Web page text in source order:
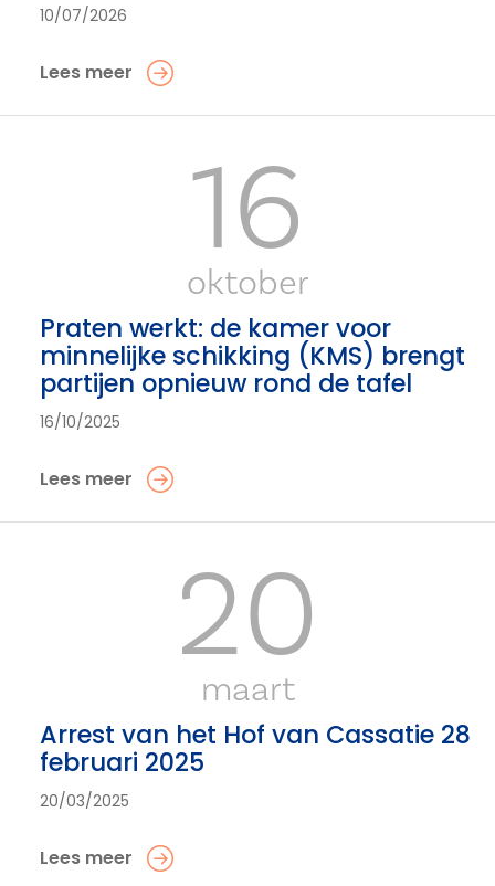
10/07/2026
Lees meer
16
oktober
Praten werkt: de kamer voor
minnelijke schikking (KMS) brengt
partijen opnieuw rond de tafel
16/10/2025
Lees meer
20
maart
Arrest van het Hof van Cassatie 28
februari 2025
20/03/2025
Lees meer